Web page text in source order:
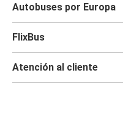
Autobuses por Europa
FlixBus
Atención al cliente